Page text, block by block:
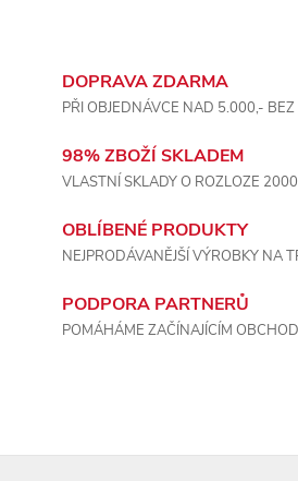
s
DOPRAVA ZDARMA
PŘI OBJEDNÁVCE NAD 5.000,- BEZ
98% ZBOŽÍ SKLADEM
VLASTNÍ SKLADY O ROZLOZE
OBLÍBENÉ PRODUKTY
NEJPRODÁVANĚJŠÍ VÝROBKY NA
PODPORA PARTNERŮ
POMÁHÁME ZAČÍNAJÍCÍM